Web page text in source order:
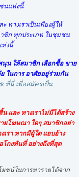
นแห่งนี้
ทางเราเป็นเพียงผู้ให้
ชิก ทุกประเภท ในชุมชน
ห่งนี้
นุน ให้สมาชิก เลือกซื้อ ขาย
ในการ อาศัยอยู่ร่วมกัน
ที่นี่ เพื่อสมัครเป็น
และ ทางเราไม่มีได้สร้าง
ยโฆษณา ใดๆ สมาชิกอย่า
เรา หากมีผู้ใด แอบอ้าง
โกงทันที่ อย่างถึงที่สุด
ชน์ในการหารายได้จาก